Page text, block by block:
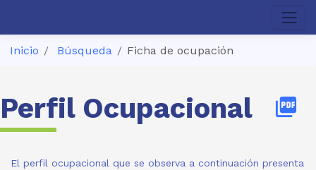
Inicio Búsqueda Ficha de ocupación
Perfil Ocupacional picture_as_pdf
El perfil ocupacional que se observa a continuación presenta